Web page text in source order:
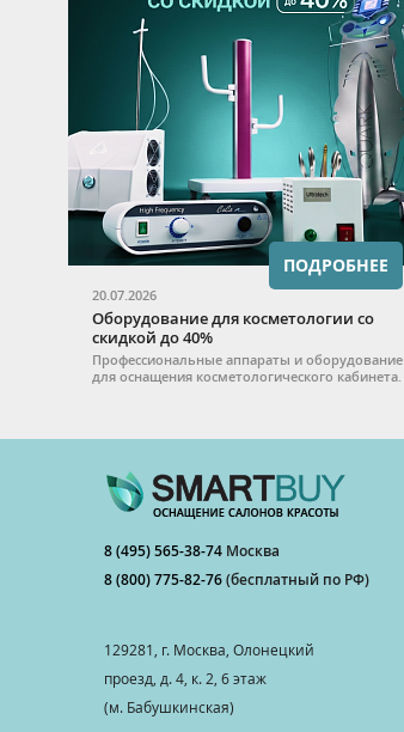
20.07.2026
Оборудование для косметологии со
скидкой до 40%
Профессиональные аппараты и оборудование
для оснащения косметологического кабинета.
ПОДРОБНЕЕ
8 (495) 565-38-74 Москва
8 (800) 775-82-76(бесплатный по РФ)
129281, г. Москва, Олонецкий
проезд, д. 4, к. 2, 6 этаж
(м. Бабушкинская)